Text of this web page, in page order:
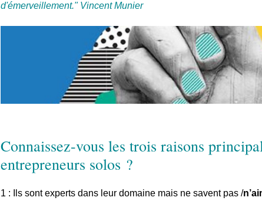
d'émerveillement." Vincent Munier
Connaissez-vous les trois raisons
entrepreneurs solos ?
1 : Ils sont experts dans leur domaine mais ne savent pas /